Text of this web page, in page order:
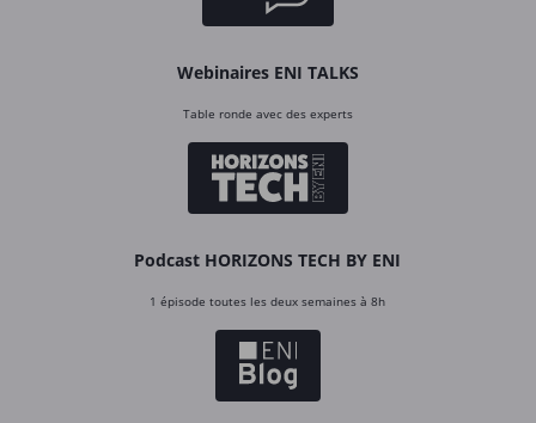
Webinaires ENI TALKS
Table ronde avec des experts
Podcast HORIZONS TECH BY ENI
1 épisode toutes les deux semaines à 8h